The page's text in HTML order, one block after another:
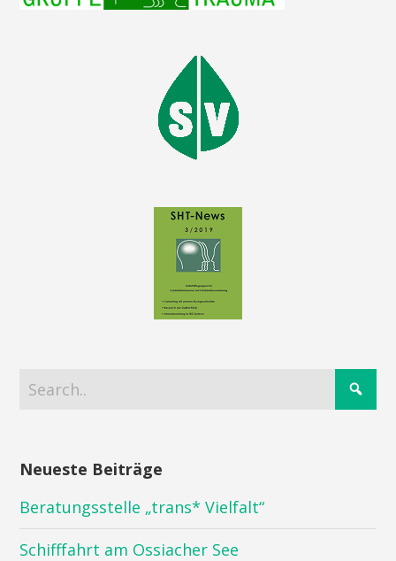
Neueste Beiträge
Beratungsstelle „trans* Vielfalt“
Schifffahrt am Ossiacher See